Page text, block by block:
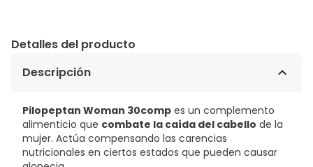
Detalles del producto
Descripción
Pilopeptan Woman 30comp es un complemento
alimenticio que combate la caída del cabello de la
mujer. Actúa compensando las carencias
nutricionales en ciertos estados que pueden causar